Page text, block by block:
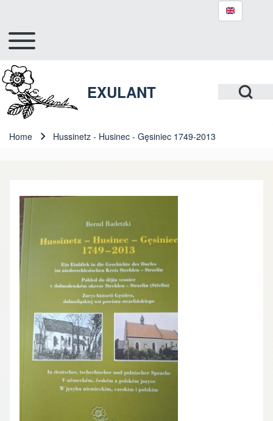
Close search
Hlavní navigace
Toggle main menu
Open Search
EXULANT
Home Hussinetz - Husinec - Gęsiniec 1749-2013